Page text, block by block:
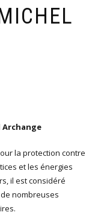
la protection contre
et les énergies
il est considéré
nombreuses